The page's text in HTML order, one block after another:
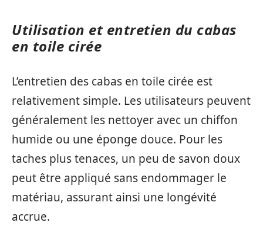
Utilisation et entretien du cabas
en toile cirée
L’entretien des cabas en toile cirée est
relativement simple. Les utilisateurs peuvent
généralement les nettoyer avec un chiffon
humide ou une éponge douce. Pour les
taches plus tenaces, un peu de savon doux
peut être appliqué sans endommager le
matériau, assurant ainsi une longévité
accrue.